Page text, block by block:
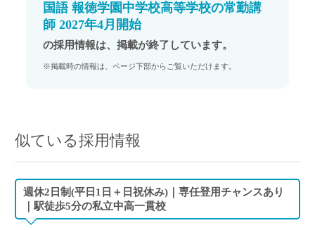
国語 報徳学園中学校高等学校の常勤講
師 2027年4月開始
の採用情報は、掲載が終了しています。
※掲載時の情報は、ページ下部からご覧いただけます。
似ている採用情報
週休2日制(平日1日＋日祝休み)｜専任登用チャンスあり
｜駅徒歩5分の私立中高一貫校